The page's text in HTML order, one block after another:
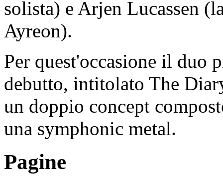
solista) e Arjen Lucassen
Ayreon).
Per quest'occasione il duo
debutto, intitolato The
un doppio concept
una symphonic metal.
Pagine